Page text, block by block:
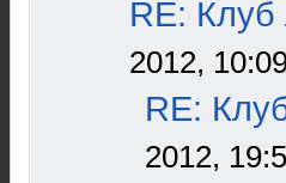
RE:
2012,
RE:
2012,